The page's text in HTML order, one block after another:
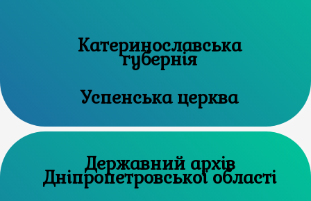
Катеринославська
губернія
Успенська церква
Державний архів
Дніпропетровської області